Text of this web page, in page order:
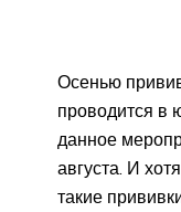
Осенью
проводится в
данное
августа. И
такие